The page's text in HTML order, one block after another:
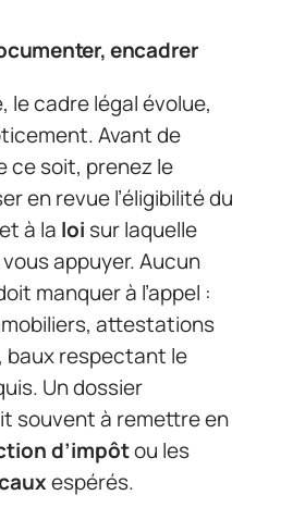
encadrer
le cadre légal évolue,
Avant de
ce soit, prenez le
en revue l’éligibilité du
à la loi sur laquelle
appuyer. Aucun
manquer à l’appel :
attestations
baux respectant le
Un dossier
souvent à remettre en
d’impôtou les
espérés.